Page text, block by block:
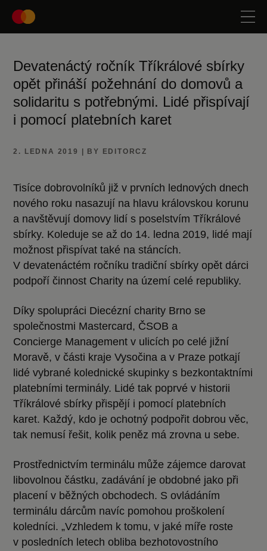
Devatenáctý ročník Tříkrálové sbírky
opět přináší požehnání do domovů a
solidaritu s potřebnými. Lidé přispívají
i pomocí platebních karet
2. LEDNA 2019 | BY EDITORCZ
Tisíce dobrovolníků již v prvních lednových dnech
nového roku nasazují na hlavu královskou korunu
a navštěvují domovy lidí s poselstvím Tříkrálové
sbírky. Koleduje se až do 14. ledna 2019, lidé mají
možnost přispívat také na stáncích.
V devatenáctém ročníku tradiční sbírky opět dárci
podpoří činnost Charity na území celé republiky.
Díky spolupráci Diecézní charity Brno se
společnostmi Mastercard, ČSOB a
Concierge Management v ulicích po celé jižní
Moravě, v části kraje Vysočina a v Praze potkají
lidé vybrané kolednické skupinky s bezkontaktními
platebními terminály. Lidé tak poprvé v historii
Tříkrálové sbírky přispějí i pomocí platebních
karet. Každý, kdo je ochotný podpořit dobrou věc,
tak nemusí řešit, kolik peněz má zrovna u sebe.
Prostřednictvím terminálu může zájemce darovat
libovolnou částku, zadávání je obdobné jako při
placení v běžných obchodech. S ovládáním
terminálu dárcům navíc pomohou proškolení
koledníci. „Vzhledem k tomu, v jaké míře roste
v posledních letech obliba bezhotovostního